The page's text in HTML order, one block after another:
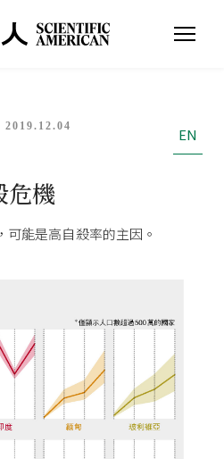
2019.12.04
EN
危機
能是高自殺率的主因。